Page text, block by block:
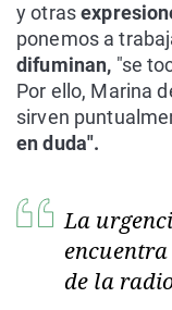
y otras
ponemos a
difuminan, "se
Por ello, Marina
sirven
en duda".
La
de la